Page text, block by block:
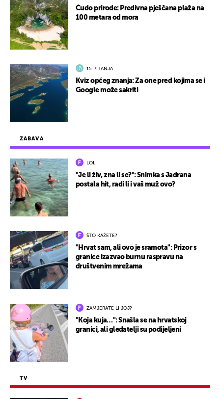
ZABAVA
LOL
"Je li živ, zna li se?": Snimka s Jadrana
postala hit, radi li i vaš muž ovo?
ŠTO KAŽETE?
"Hrvat sam, ali ovo je sramota": Prizor s
granice izazvao burnu raspravu na
društvenim mrežama
ZAMJERATE LI JOJ?
"Koja kuja…": Snašla se na hrvatskoj
granici, ali gledatelji su podijeljeni
TV
Čudo prirode: Predivna pješčana plaža na
100 metara od mora
15 PITANJA
Kviz općeg znanja: Za one pred kojima se i
Google može sakriti